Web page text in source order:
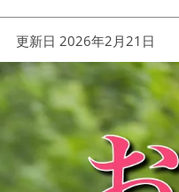
更新日2026年2月21日